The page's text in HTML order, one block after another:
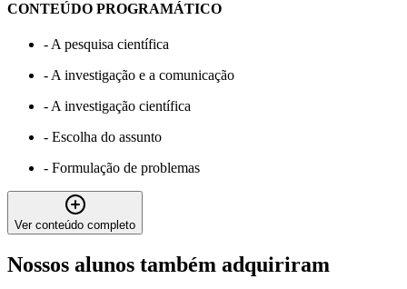
CONTEÚDO PROGRAMÁTICO
- A pesquisa científica
- A investigação e a comunicação
- A investigação científica
- Escolha do assunto
- Formulação de problemas
Ver conteúdo completo
Nossos alunos também adquiriram